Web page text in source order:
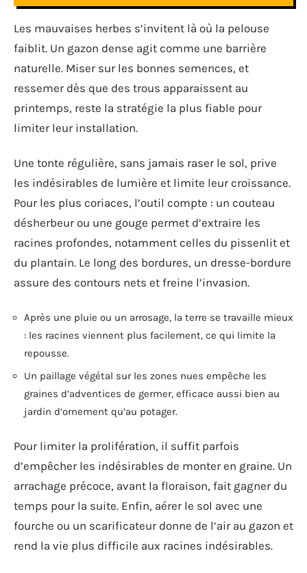
Les mauvaises herbes s’invitent là où la pelouse
faiblit. Un gazon dense agit comme une barrière
naturelle. Miser sur les bonnes semences, et
ressemer dès que des trous apparaissent au
printemps, reste la stratégie la plus fiable pour
limiter leur installation.
Une tonte régulière, sans jamais raser le sol, prive
les indésirables de lumière et limite leur croissance.
Pour les plus coriaces, l’outil compte : un couteau
désherbeur ou une gouge permet d’extraire les
racines profondes, notamment celles du pissenlit et
du plantain. Le long des bordures, un dresse-bordure
assure des contours nets et freine l’invasion.
Après une pluie ou un arrosage, la terre se travaille mieux
: les racines viennent plus facilement, ce qui limite la
repousse.
Un paillage végétal sur les zones nues empêche les
graines d’adventices de germer, efficace aussi bien au
jardin d’ornement qu’au potager.
Pour limiter la prolifération, il suffit parfois
d’empêcher les indésirables de monter en graine. Un
arrachage précoce, avant la floraison, fait gagner du
temps pour la suite. Enfin, aérer le sol avec une
fourche ou un scarificateur donne de l’air au gazon et
rend la vie plus difficile aux racines indésirables.